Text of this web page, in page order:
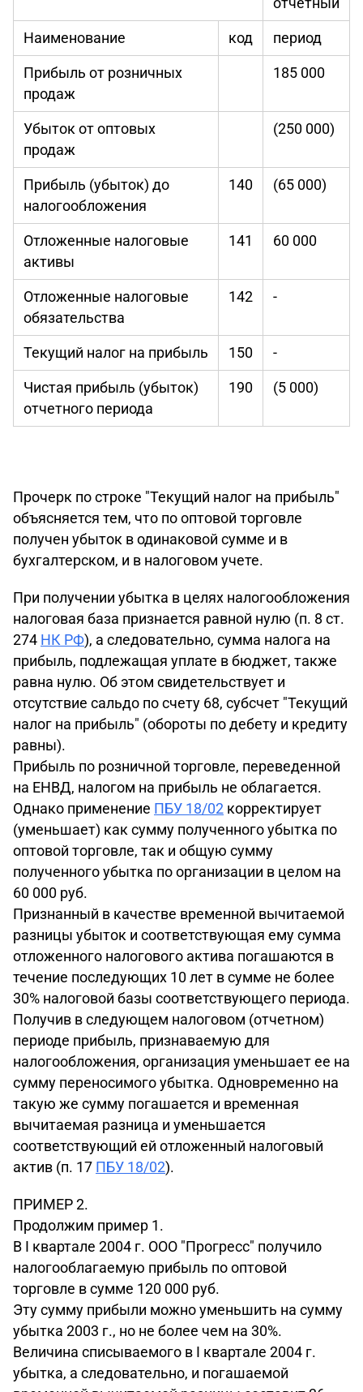
Наименование код период
Прибыль от розничных
продаж
185 000
Убыток от оптовых
продаж
(250 000)
Прибыль (убыток) до
налогообложения
140 (65 000)
Отложенные налоговые
активы
141 60 000
Отложенные налоговые
обязательства
142 -
Текущий налог на прибыль 150 -
Чистая прибыль (убыток)
отчетного периода
190 (5 000)
Прочерк по строке "Текущий налог на прибыль"
объясняется тем, что по оптовой торговле
получен убыток в одинаковой сумме и в
бухгалтерском, и в налоговом учете.
При получении убытка в целях налогообложения
налоговая база признается равной нулю (п. 8 ст.
274 НК РФ), а следовательно, сумма налога на
прибыль, подлежащая уплате в бюджет, также
равна нулю. Об этом свидетельствует и
отсутствие сальдо по счету 68, субсчет "Текущий
налог на прибыль" (обороты по дебету и кредиту
равны).
Прибыль по розничной торговле, переведенной
на ЕНВД, налогом на прибыль не облагается.
Однако применение ПБУ 18/02 корректирует
(уменьшает) как сумму полученного убытка по
оптовой торговле, так и общую сумму
полученного убытка по организации в целом на
60 000 руб.
Признанный в качестве временной вычитаемой
разницы убыток и соответствующая ему сумма
отложенного налогового актива погашаются в
течение последующих 10 лет в сумме не более
30% налоговой базы соответствующего периода.
Получив в следующем налоговом (отчетном)
периоде прибыль, признаваемую для
налогообложения, организация уменьшает ее на
сумму переносимого убытка. Одновременно на
такую же сумму погашается и временная
вычитаемая разница и уменьшается
соответствующий ей отложенный налоговый
актив (п. 17 ПБУ 18/02).
ПРИМЕР 2.
Продолжим пример 1.
В I квартале 2004 г. ООО "Прогресс" получило
налогооблагаемую прибыль по оптовой
торговле в сумме 120 000 руб.
Эту сумму прибыли можно уменьшить на сумму
убытка 2003 г., но не более чем на 30%.
Величина списываемого в I квартале 2004 г.
убытка, а следовательно, и погашаемой